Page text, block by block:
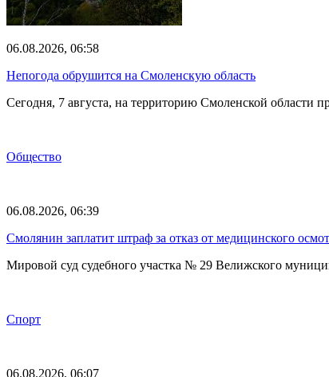
06.08.2026, 06:58
Непогода обрушится на Смоленскую область
Сегодня, 7 августа, на территорию Смоленской
Общество
06.08.2026, 06:39
Смолянин заплатит штраф за отказ от медицинского
Мировой суд судебного участка № 29 Велижского
Спорт
06.08.2026, 06:07